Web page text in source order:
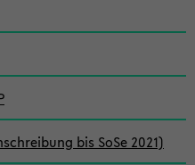
bis SoSe 2021)